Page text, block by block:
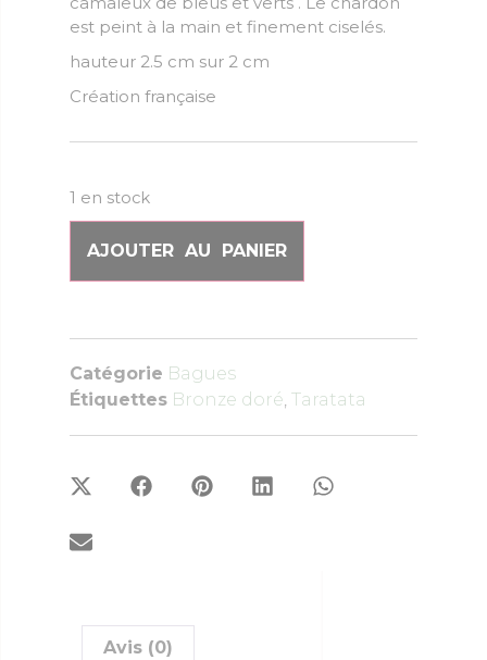
est peint à la main et finement ciselés.
hauteur 2.5 cm sur 2 cm
Création française
1 en stock
AJOUTER AU PANIER
Catégorie Bagues
Étiquettes Bronze doré, Taratata
Avis (0)